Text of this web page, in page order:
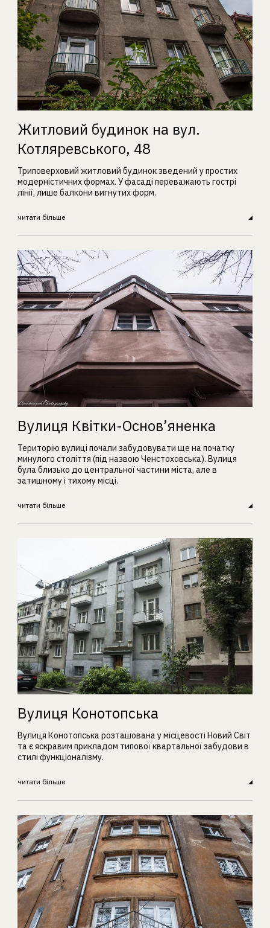
Житловий будинок на вул.
Котляревського, 48
Триповерховий житловий будинок зведений у простих
модерністичних формах. У фасаді переважають гострі
лінії, лише балкони вигнутих форм.
читати більше
Вулиця Квітки-Основ’яненка
Територію вулиці почали забудовувати ще на початку
минулого століття (під назвою Ченстоховська). Вулиця
була близько до центральної частини міста, але в
затишному і тихому місці.
читати більше
Вулиця Конотопська
Вулиця Конотопська розташована у місцевості Новий Світ
та є яскравим прикладом типової квартальної забудови в
стилі функціоналізму.
читати більше